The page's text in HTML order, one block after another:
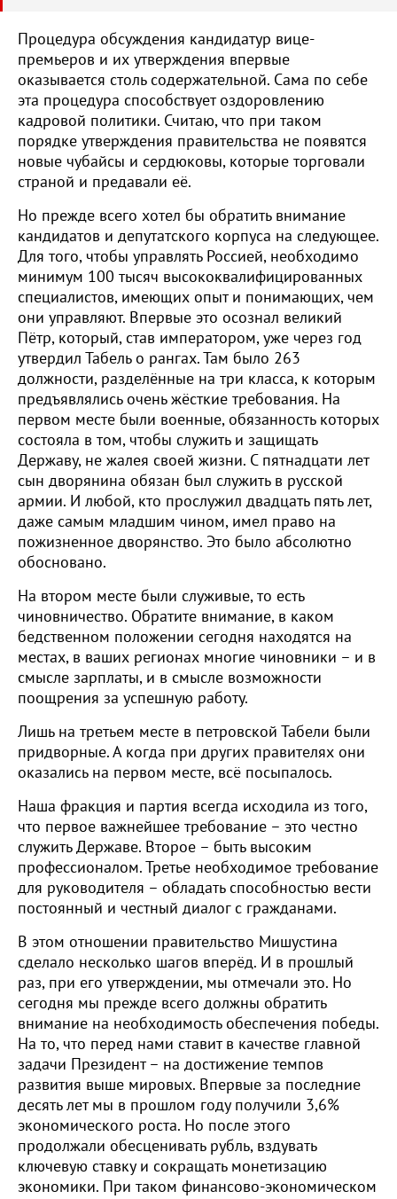
Процедура обсуждения кандидатур вице-
премьеров и их утверждения впервые
оказывается столь содержательной. Сама по себе
эта процедура способствует оздоровлению
кадровой политики. Считаю, что при таком
порядке утверждения правительства не появятся
новые чубайсы и сердюковы, которые торговали
страной и предавали её.
Но прежде всего хотел бы обратить внимание
кандидатов и депутатского корпуса на следующее.
Для того, чтобы управлять Россией, необходимо
минимум 100 тысяч высококвалифицированных
специалистов, имеющих опыт и понимающих, чем
они управляют. Впервые это осознал великий
Пётр, который, став императором, уже через год
утвердил Табель о рангах. Там было 263
должности, разделённые на три класса, к которым
предъявлялись очень жёсткие требования. На
первом месте были военные, обязанность которых
состояла в том, чтобы служить и защищать
Державу, не жалея своей жизни. С пятнадцати лет
сын дворянина обязан был служить в русской
армии. И любой, кто прослужил двадцать пять лет,
даже самым младшим чином, имел право на
пожизненное дворянство. Это было абсолютно
обосновано.
На втором месте были служивые, то есть
чиновничество. Обратите внимание, в каком
бедственном положении сегодня находятся на
местах, в ваших регионах многие чиновники – и в
смысле зарплаты, и в смысле возможности
поощрения за успешную работу.
Лишь на третьем месте в петровской Табели были
придворные. А когда при других правителях они
оказались на первом месте, всё посыпалось.
Наша фракция и партия всегда исходила из того,
что первое важнейшее требование – это честно
служить Державе. Второе – быть высоким
профессионалом. Третье необходимое требование
для руководителя – обладать способностью вести
постоянный и честный диалог с гражданами.
В этом отношении правительство Мишустина
сделало несколько шагов вперёд. И в прошлый
раз, при его утверждении, мы отмечали это. Но
сегодня мы прежде всего должны обратить
внимание на необходимость обеспечения победы.
На то, что перед нами ставит в качестве главной
задачи Президент – на достижение темпов
развития выше мировых. Впервые за последние
десять лет мы в прошлом году получили 3,6%
экономического роста. Но после этого
продолжали обесценивать рубль, вздувать
ключевую ставку и сокращать монетизацию
экономики. При таком финансово-экономическом